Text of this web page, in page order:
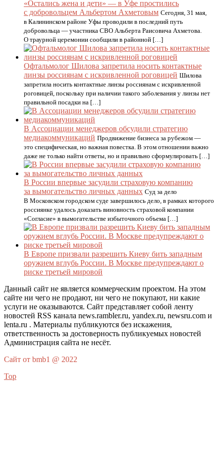
«Остались жена и дети» — в Уфе простились
с добровольцем Альбертом Ахметовым Сегодня, 31 мая,
в Калининском районе Уфы проводили в последний путь
добровольца — участника СВО Альберта Раисовича Ахметова.
О траурной церемонии сообщили в районной […]
Офтальмолог Шилова запретила носить контактные
линзы россиянам с искривленной роговицей Шилова
запретила носить контактные линзы россиянам с искривленной
роговицей, поскольку при наличии такого заболевания у линзы нет
правильной посадки на […]
В Ассоциации менеджеров обсудили стратегию
медиакоммуникаций Продвижение бизнеса за рубежом —
это специфическая, но важная повестка. В этом отношении важно
даже не только найти ответы, но и правильно сформулировать […]
В России впервые засудили страховую компанию
за вымогательство личных данных Суд за дело
В Московском городском суде завершилось дело, в рамках которого
россиянке удалось доказать виновность страховой компании
«Согласие» в вымогательстве избыточного объема […]
В Европе призвали разрешить Киеву бить западным
оружием вглубь России. В Москве предупреждают о
риске третьей мировой
Данный сайт не является коммерческим проектом. На этом
сайте ни чего не продают, ни чего не покупают, ни какие
услуги не оказываются. Сайт представляет собой ленту
новостей RSS канала news.rambler.ru, yandex.ru, newsru.com и
lenta.ru . Материалы публикуются без искажения,
ответственность за достоверность публикуемых новостей
Администрация сайта не несёт.
Сайт от bmb1 @ 2022
Top